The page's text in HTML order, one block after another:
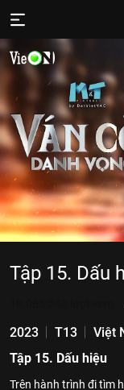
Tập 15. Dấu
2023 T13 Việt
Tập 15. Dấu hiệu
Trên hành trình đi tìm